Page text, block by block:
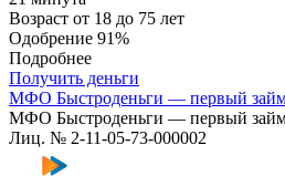
Возраст от 18 до 75 лет
Одобрение 91%
Подробнее
Получить деньги
МФО Быстроденьги — первый
МФО Быстроденьги — первый
Лиц. № 2-11-05-73-000002